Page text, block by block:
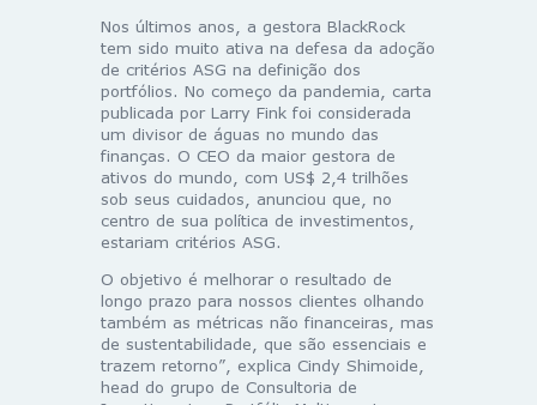
Nos últimos anos, a gestora BlackRock
tem sido muito ativa na defesa da adoção
de critérios ASG na definição dos
portfólios. No começo da pandemia, carta
publicada por Larry Fink foi considerada
um divisor de águas no mundo das
finanças. O CEO da maior gestora de
ativos do mundo, com US$ 2,4 trilhões
sob seus cuidados, anunciou que, no
centro de sua política de investimentos,
estariam critérios ASG.
O objetivo é melhorar o resultado de
longo prazo para nossos clientes olhando
também as métricas não financeiras, mas
de sustentabilidade, que são essenciais e
trazem retorno”, explica Cindy Shimoide,
head do grupo de Consultoria de